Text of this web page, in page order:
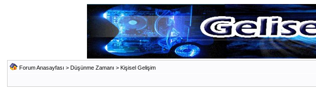
Forum Anasayfası > Düşünme Zamanı > Kişisel Gelişim